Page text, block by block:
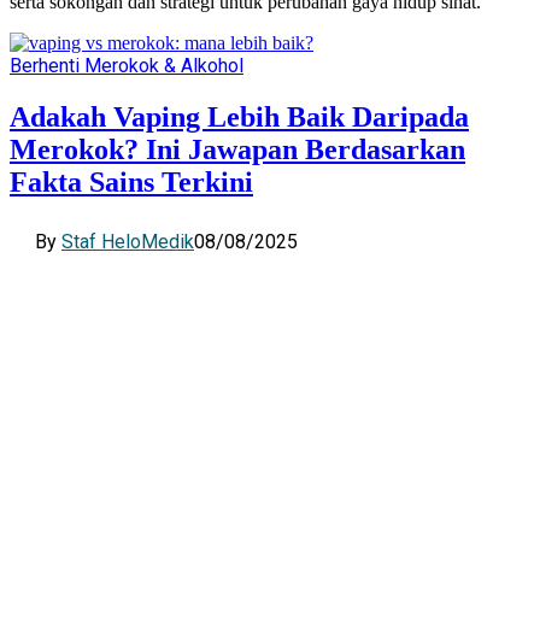
Berhenti Merokok & Alkohol
Adakah Vaping Lebih Baik Daripada
Merokok? Ini Jawapan Berdasarkan
Fakta Sains Terkini
By Staf HeloMedik08/08/2025